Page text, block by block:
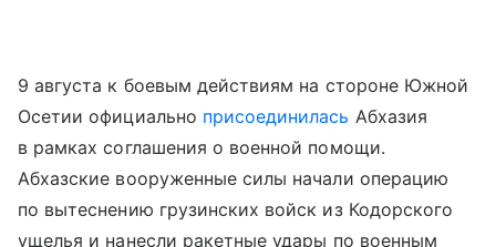
9 августа к боевым действиям на стороне Южной
Осетии официально присоединилась Абхазия
в рамках соглашения о военной помощи.
Абхазские вооруженные силы начали операцию
по вытеснению грузинских войск из Кодорского
ущелья и нанесли ракетные удары по военным